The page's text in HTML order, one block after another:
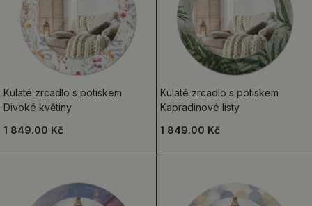
Kulaté zrcadlo s potiskem
Divoké květiny
1 849.00 Kč
Kulaté zrcadlo s potiskem
Kapradinové listy
1 849.00 Kč